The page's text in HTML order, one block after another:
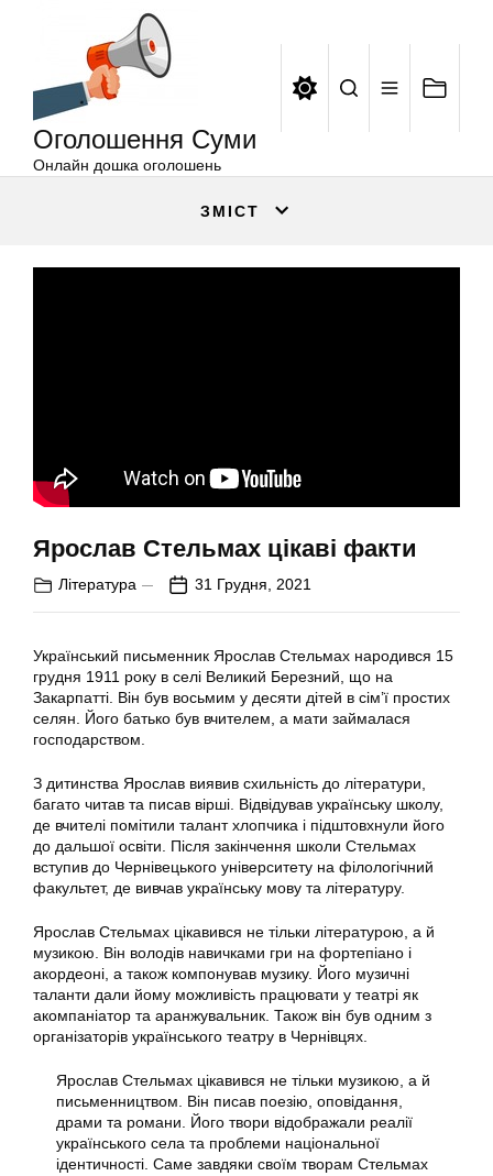
Оголошення Суми
Онлайн дошка оголошень
ЗМІСТ
Ярослав Стельмах цікаві факти
Література 31 Грудня, 2021
Український письменник Ярослав Стельмах народився 15
грудня 1911 року в селі Великий Березний, що на
Закарпатті. Він був восьмим у десяти дітей в сім’ї простих
селян. Його батько був вчителем, а мати займалася
господарством.
З дитинства Ярослав виявив схильність до літератури,
багато читав та писав вірші. Відвідував українську школу,
де вчителі помітили талант хлопчика і підштовхнули його
до дальшої освіти. Після закінчення школи Стельмах
вступив до Чернівецького університету на філологічний
факультет, де вивчав українську мову та літературу.
Ярослав Стельмах цікавився не тільки літературою, а й
музикою. Він володів навичками гри на фортепіано і
акордеоні, а також компонував музику. Його музичні
таланти дали йому можливість працювати у театрі як
акомпаніатор та аранжувальник. Також він був одним з
організаторів українського театру в Чернівцях.
Ярослав Стельмах цікавився не тільки музикою, а й
письменництвом. Він писав поезію, оповідання,
драми та романи. Його твори відображали реалії
українського села та проблеми національної
ідентичності. Саме завдяки своїм творам Стельмах